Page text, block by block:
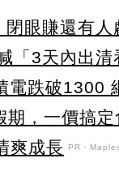
閉眼賺還有人
「3天內出清
電跌破1300
，一價搞定
爽成長 PR・